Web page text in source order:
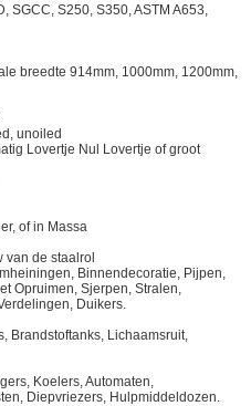
SGCC, S250, S350, ASTM A653,
breedte 914mm, 1000mm, 1200mm,
unoiled
Lovertje Nul Lovertje of groot
of in Massa
van de staalrol
Binnendecoratie, Pijpen,
Opruimen, Sjerpen, Stralen,
Duikers.
Brandstoftanks, Lichaamsruit,
Koelers, Automaten,
Diepvriezers, Hulpmiddeldozen.